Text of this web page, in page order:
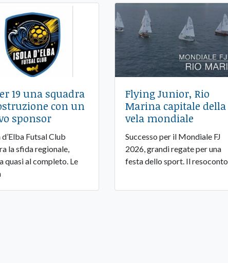
19 una squadra
con un
sponsor
d’Elba Futsal Club
la sfida regionale,
quasi al completo. Le
Flying Junior, Rio
Marina capitale della
vela mondiale
Successo per il Mondiale FJ
2026, grandi regate per una
festa dello sport. Il resoconto